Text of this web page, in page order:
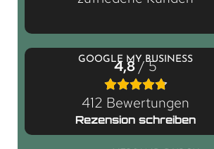
GOOGLE MY BUSINESS
4,8/ 5
412 Bewertungen
Rezension schreiben